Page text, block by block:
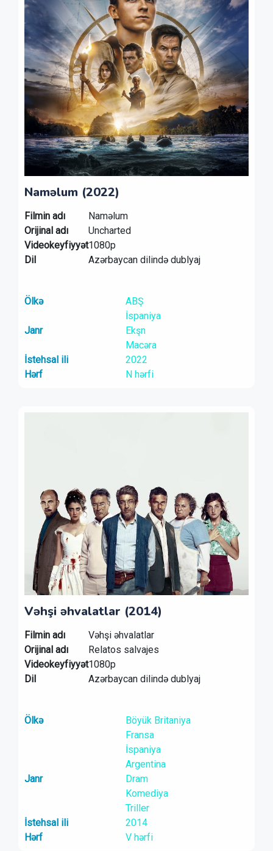
Naməlum (2022)
Filmin adı
Naməlum
Orijinal adı
Uncharted
Videokeyfiyyət1080p
Dil
Azərbaycan dilində dublyaj
Ölkə
ABŞ
İspaniya
Janr
Ekşn
Macəra
İstehsal ili
2022
Hərf
N hərfi
Vəhşi əhvalatlar (2014)
Filmin adı
Vəhşi əhvalatlar
Orijinal adı
Relatos salvajes
Videokeyfiyyət1080p
Dil
Azərbaycan dilində dublyaj
Ölkə
Böyük Britaniya
Fransa
İspaniya
Argentina
Janr
Dram
Komediya
Triller
İstehsal ili
2014
Hərf
V hərfi